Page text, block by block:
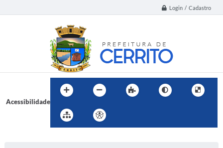
Login / Cadastro
Acessibilidade